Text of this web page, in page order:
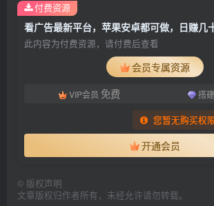
看广告最新平台，苹果安卓都可做，日赚几
此内容为付费资源，请付费后查看
会员专属资源
VIP会员 免费 搭
您暂无购买权
开通会员
付费资源
© 版权声明
文章版权归作者所有，未经允许请勿转载。